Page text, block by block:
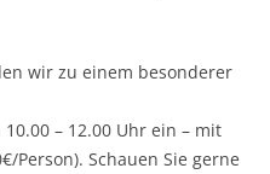
wir zu einem besonderer
– 12.00 Uhr ein – mit
Person). Schauen Sie gerne